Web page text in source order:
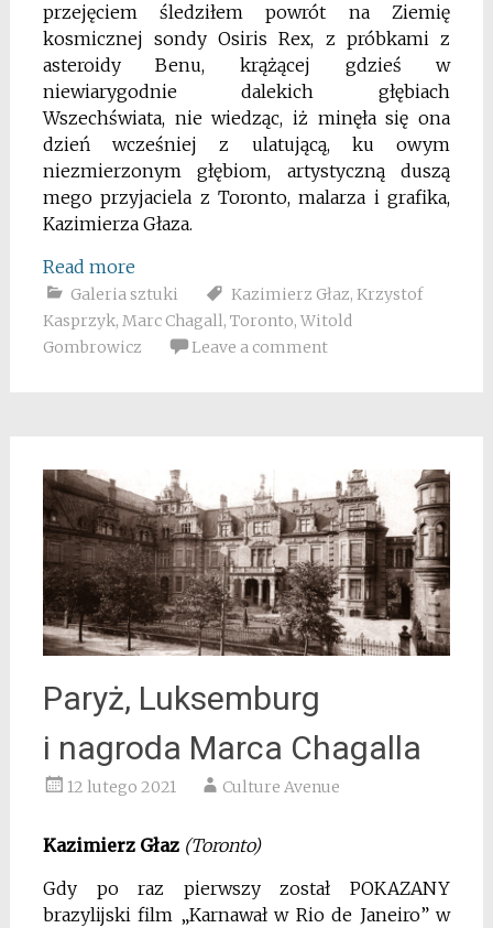
przejęciem śledziłem powrót na Ziemię
kosmicznej sondy Osiris Rex, z próbkami z
asteroidy Benu, krążącej gdzieś w
niewiarygodnie dalekich głębiach
Wszechświata, nie wiedząc, iż minęła się ona
dzień wcześniej z ulatującą, ku owym
niezmierzonym głębiom, artystyczną duszą
mego przyjaciela z Toronto, malarza i grafika,
Kazimierza Głaza.
Read more
Galeria sztuki Kazimierz Głaz, Krzystof
Kasprzyk, Marc Chagall, Toronto, Witold
Gombrowicz
Leave a comment
Paryż, Luksemburg
i nagroda Marca Chagalla
12 lutego 2021 Culture Avenue
Kazimierz Głaz (Toronto)
Gdy po raz pierwszy został POKAZANY
brazylijski film „Karnawał w Rio de Janeiro” w